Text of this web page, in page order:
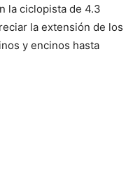
la ciclopista de 4.3
la extensión de los
y encinos hasta